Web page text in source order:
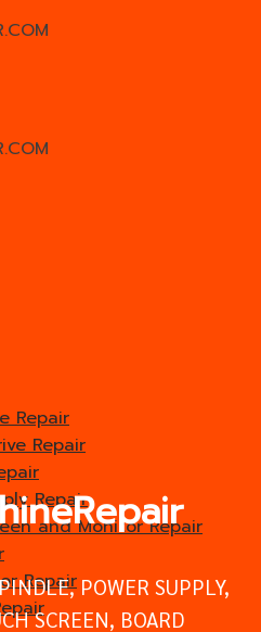
Repair
Repair
Repair
and Monitor Repair
RepairPOWER SUPPLY,
SCREEN, BOARD